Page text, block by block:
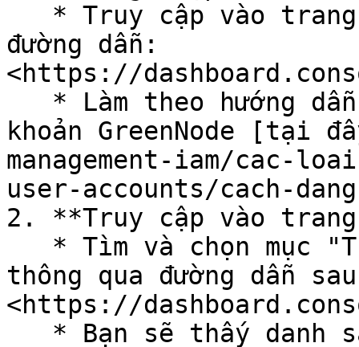
đường dẫn:
<https://
khoản GreenNode [tại
management-iam/cac-
user-accounts/cach-
2. **Truy cập vào
thông qua đường dẫn
<https://